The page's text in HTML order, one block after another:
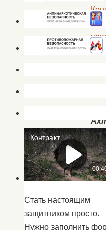
РДК
и
МО
Стать настоящим
защитником просто.
Нужно заполнить